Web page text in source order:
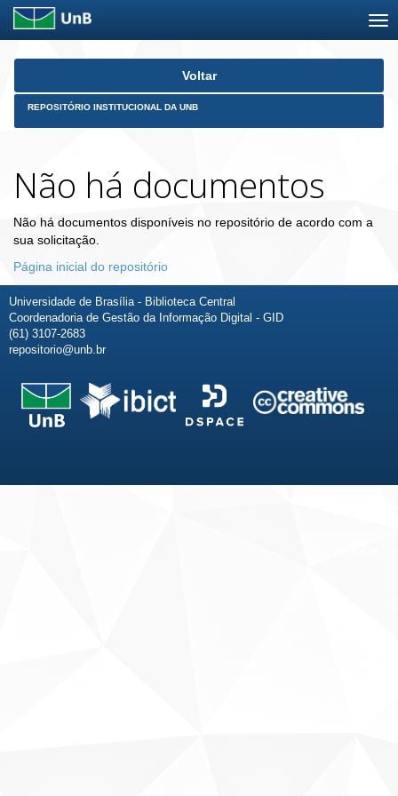
Skip
Voltar
REPOSITÓRIO INSTITUCIONAL DA UNB
Não há documentos
Não há documentos disponíveis no repositório de acordo com a
sua solicitação.
Página inicial do repositório
Universidade de Brasília - Biblioteca Central
Coordenadoria de Gestão da Informação Digital - GID
(61) 3107-2683
repositorio@unb.br